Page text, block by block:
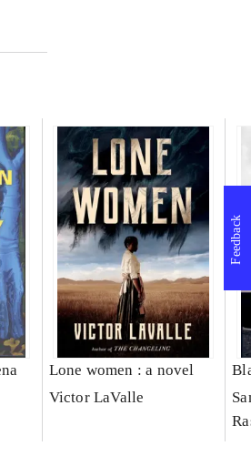
Lone women : a novel
Victor LaValle
Feedback